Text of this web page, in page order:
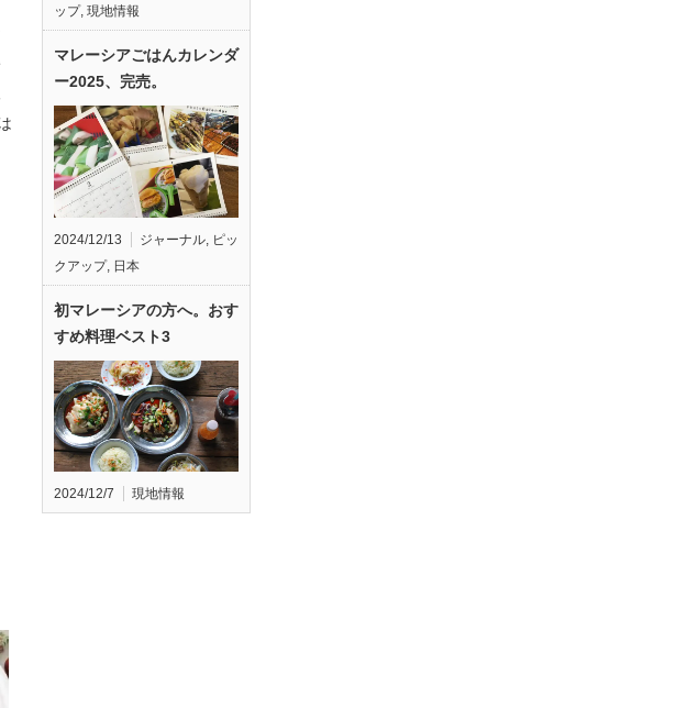
ップ, 現地情報
マレーシアごはんカレンダ
ー2025、完売。
2024/12/13 ジャーナル ピッ
クアップ, 日本
初マレーシアの方へ。おす
すめ料理ベスト3
2024/12/7 現地情報